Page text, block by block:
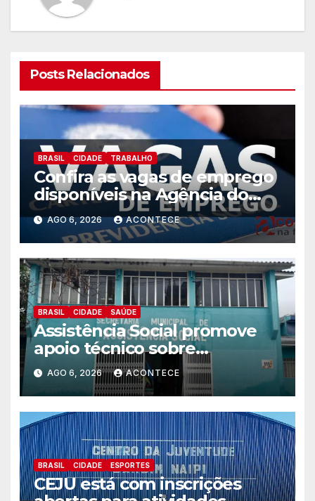
Posts Relacionados
BRASIL CIDADE TRABALHO
Confira as vagas de emprego
disponíveis na Agência do
Trabalhador
AGO 6, 2026 ACONTECE
BRASIL CIDADE SAÚDE
Assistência Social promove
apoio técnico sobre
preparação e resposta a
situações de emergência e
calamidade pública
AGO 6, 2026 ACONTECE
BRASIL CIDADE ESPORTES
CEJU está com inscrições